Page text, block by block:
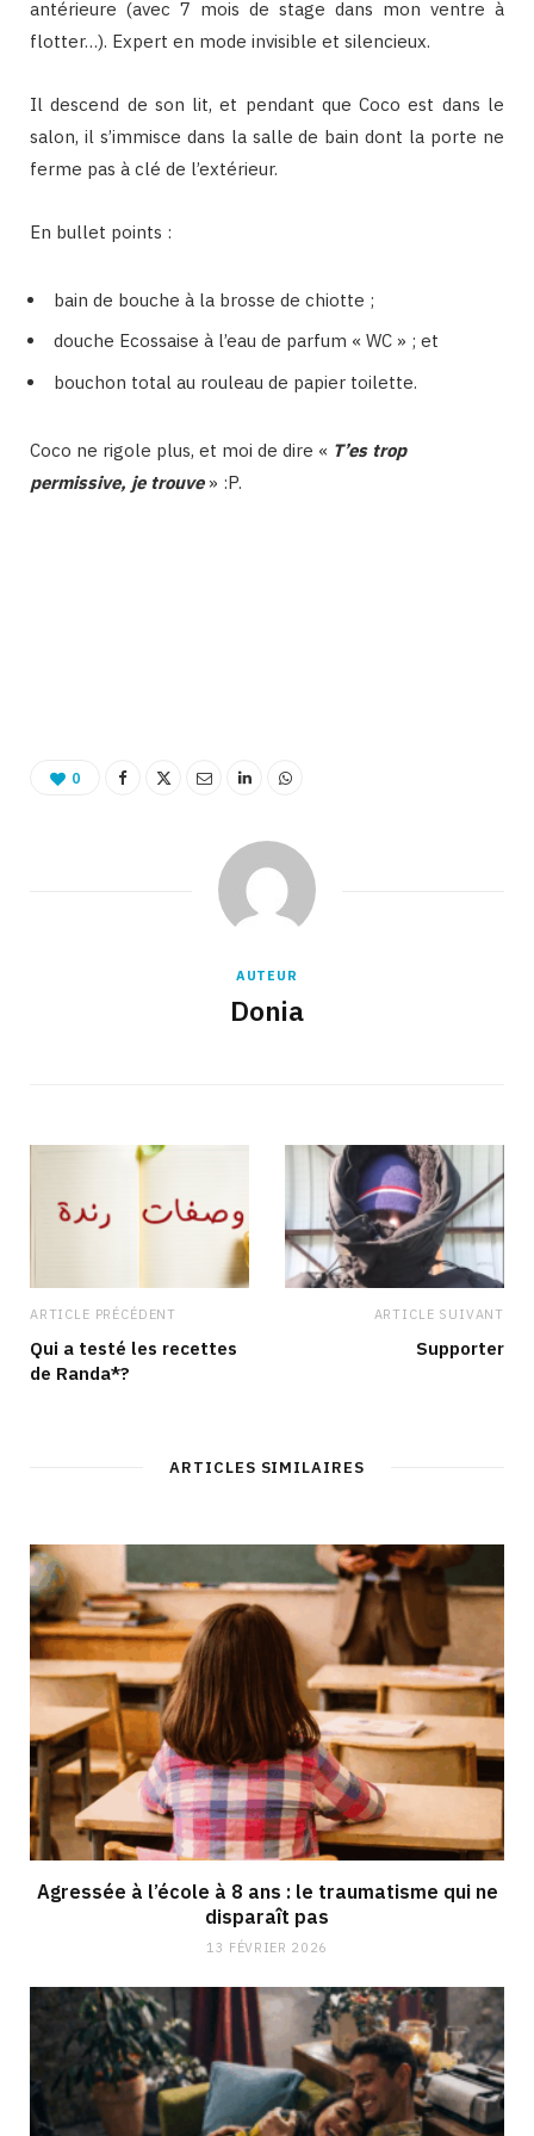
antérieure (avec 7 mois de stage dans mon ventre à
flotter…). Expert en mode invisible et silencieux.
Il descend de son lit, et pendant que Coco est dans le
salon, il s’immisce dans la salle de bain dont la porte ne
ferme pas à clé de l’extérieur.
En bullet points :
bain de bouche à la brosse de chiotte ;
douche Ecossaise à l’eau de parfum « WC » ; et
bouchon total au rouleau de papier toilette.
Coco ne rigole plus, et moi de dire « T’es trop
permissive, je trouve» :P.
0
AUTEUR
Donia
ARTICLE PRÉCÉDENT
Qui a testé les recettes
de Randa*?
ARTICLE SUIVANT
Supporter
ARTICLES SIMILAIRES
Agressée à l’école à 8 ans : le traumatisme qui ne
disparaît pas
13 FÉVRIER 2026